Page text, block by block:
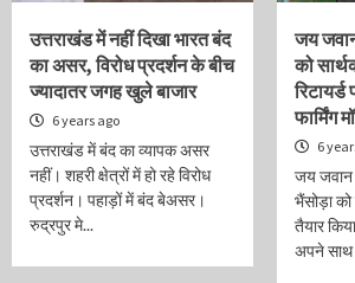
उत्तराखंड में नहीं दिखा भारत बंद
का असर, विरोध प्रदर्शन के बीच
ज्यादातर जगह खुले बाजार
6 years ago
उत्तराखंड में बंद का व्यापक असर
नहीं। शहरी क्षेत्रों में हो रहे विरोध
प्रदर्शन। पहाड़ों में बंद बेअसर।
रुद्रपुर मे...
जय
को
फार्मिंग
6
जय जवान
भैंसोड़ा को
तैयार
अपने